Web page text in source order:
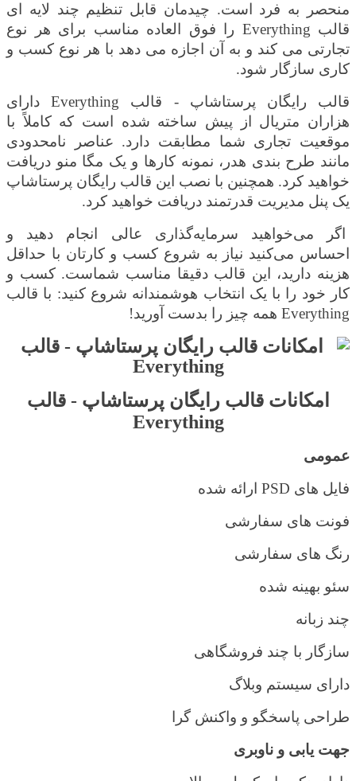
منحصر به فرد است. چیدمان قابل تنظیم چند لایه ای
قالب Everything را فوق العاده مناسب برای هر نوع
تجارتی می کند و به آن اجازه می دهد با هر نوع کسب و
کاری سازگار شود.
قالب رایگان پرستاشاپ - قالب Everything
دارای
هزاران متریال از پیش ساخته شده است که کاملاً با
موقعیت تجاری شما مطابقت دارد. عناصر نامحدودی
مانند طرح بندی هدر، نمونه کارها و یک مگا منو دریافت
خواهید کرد. همچنین با نصب این قالب رایگان پرستاشاپ
یک پنل مدیریت قدرتمند دریافت خواهید کرد.
اگر می‌خواهید سرمایه‌گذاری عالی انجام دهید و
احساس می‌کنید نیاز به شروع کسب و کارتان با حداقل
هزینه دارید، این قالب دقیقا مناسب شماست. کسب و
کار خود را با یک انتخاب هوشمندانه شروع کنید: با قالب
Everything همه چیز را بدست آورید!
امکاناتقالب رایگان پرستاشاپ - قالب
Everything
عمومی
فایل های PSD ارائه شده
فونت های سفارشی
رنگ های سفارشی
سئو بهینه شده
چند زبانه
سازگار با چند فروشگاهی
دارای سیستم وبلاگ
طراحی پاسخگو و واکنش گرا
جهت یابی و ناوبری